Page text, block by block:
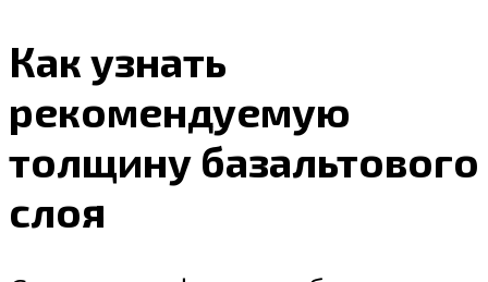
Как узнать
рекомендуемую
толщину базальтового
слоя